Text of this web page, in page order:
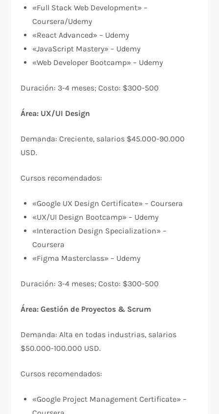
«Full Stack Web Development» –
Coursera/Udemy
«React Advanced» – Udemy
«JavaScript Mastery» – Udemy
«Web Developer Bootcamp» – Udemy
Duración: 3-4 meses; Costo: $300-500
Área: UX/UI Design
Demanda: Creciente, salarios $45.000-90.000
USD.​
Cursos recomendados:
«Google UX Design Certificate» – Coursera
«UX/UI Design Bootcamp» – Udemy
«Interaction Design Specialization» –
Coursera
«Figma Masterclass» – Udemy
Duración: 3-4 meses; Costo: $300-500
Área: Gestión de Proyectos & Scrum
Demanda: Alta en todas industrias, salarios
$50.000-100.000 USD.​
Cursos recomendados:
«Google Project Management Certificate» –